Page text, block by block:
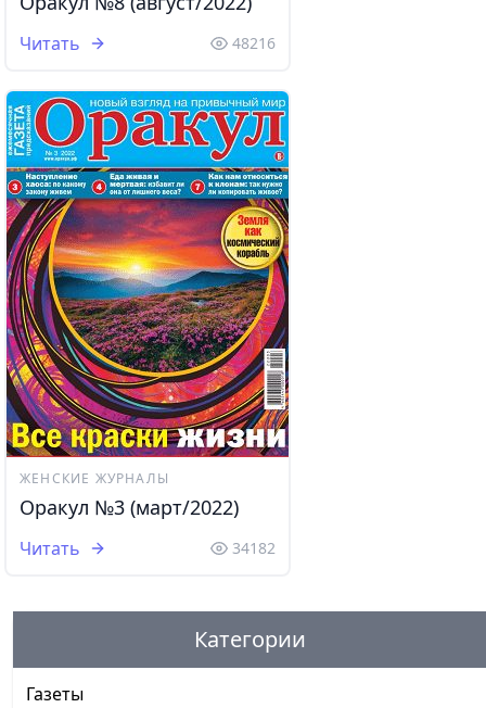
Читать 48216
ЖЕНСКИЕ ЖУРНАЛЫ
Оракул №3 (март/2022)
Читать 34182
Категории
Газеты